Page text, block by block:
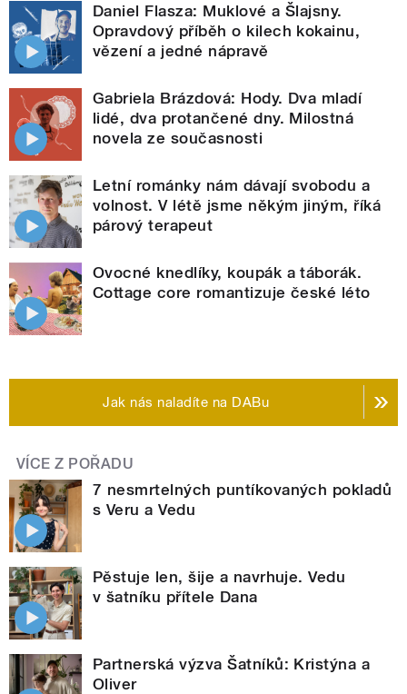
Daniel Flasza: Muklové a Šlajsny.
Opravdový příběh o kilech kokainu,
vězení a jedné nápravě
Gabriela Brázdová: Hody. Dva mladí
lidé, dva protančené dny. Milostná
novela ze současnosti
Letní románky nám dávají svobodu a
volnost. V létě jsme někým jiným, říká
párový terapeut
Ovocné knedlíky, koupák a táborák.
Cottage core romantizuje české léto
Jak nás naladíte na DABu
VÍCE Z POŘADU
7 nesmrtelných puntíkovaných pokladů
s Veru a Vedu
Pěstuje len, šije a navrhuje. Vedu
v šatníku přítele Dana
Partnerská výzva Šatníků: Kristýna a
Oliver